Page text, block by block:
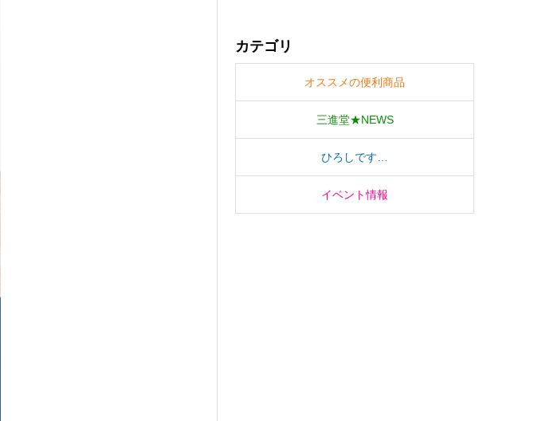
カテゴリ
オススメの便利商品
三進堂★NEWS
ひろしです…
イベント情報